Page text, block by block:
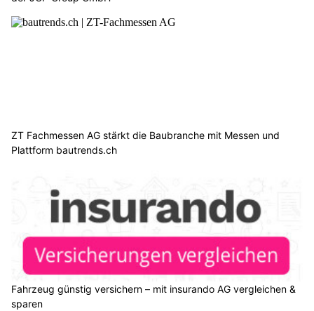
ZT Fachmessen AG stärkt die Baubranche mit Messen und
Plattform bautrends.ch
Fahrzeug günstig versichern – mit insurando AG vergleichen &
sparen